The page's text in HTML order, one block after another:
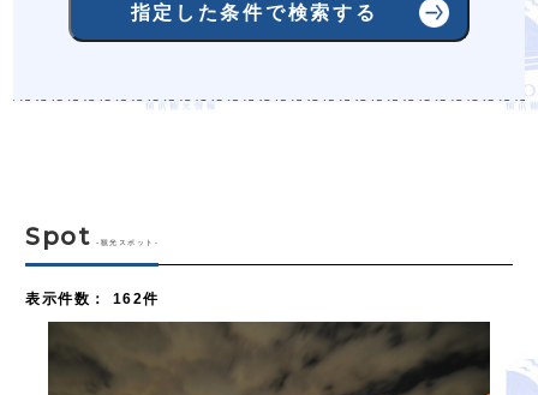
指定した条件で検索する
Spot -観光スポット-
表示件数 ： 162件